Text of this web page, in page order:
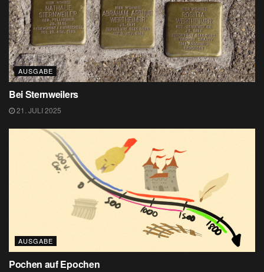
AUSGABE
Bei Sternweilers
21. JULI 2025
AUSGABE
Pochen auf Epochen